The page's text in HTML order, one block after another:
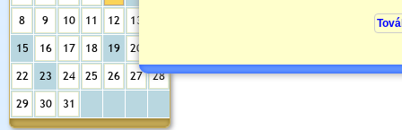
8 9 10 11 12 13
15 16 17 18 19 20
22 23 24 25 26 27 28
29 30 31